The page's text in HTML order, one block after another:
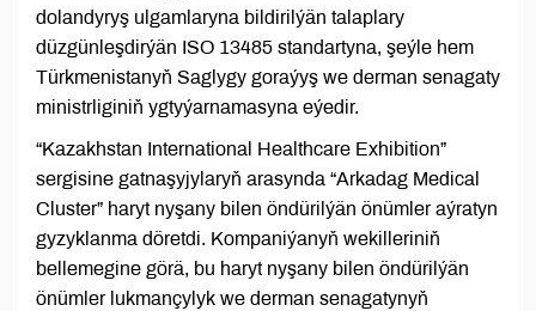
dolandyryş ulgamlaryna bildirilýän talaplary
düzgünleşdirýän ISO 13485 standartyna, şeýle hem
Türkmenistanyň Saglygy goraýyş we derman senagaty
ministrliginiň ygtyýarnamasyna eýedir.
“Kazakhstan International Healthcare Exhibition”
sergisine gatnaşyjylaryň arasynda “Arkadag Medical
Cluster” haryt nyşany bilen öndürilýän önümler aýratyn
gyzyklanma döretdi. Kompaniýanyň wekilleriniň
bellemegine görä, bu haryt nyşany bilen öndürilýän
önümler lukmançylyk we derman senagatynyň